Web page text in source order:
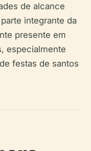
de alcance
integrante da
presente em
especialmente
festas de santos